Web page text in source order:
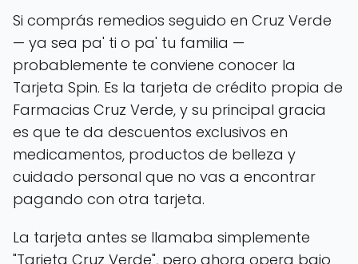
Si comprás remedios seguido en Cruz Verde
— ya sea pa' ti o pa' tu familia —
probablemente te conviene conocer la
Tarjeta Spin. Es la tarjeta de crédito propia de
Farmacias Cruz Verde, y su principal gracia
es que te da descuentos exclusivos en
medicamentos, productos de belleza y
cuidado personal que no vas a encontrar
pagando con otra tarjeta.
La tarjeta antes se llamaba simplemente
"Tarjeta Cruz Verde", pero ahora opera bajo